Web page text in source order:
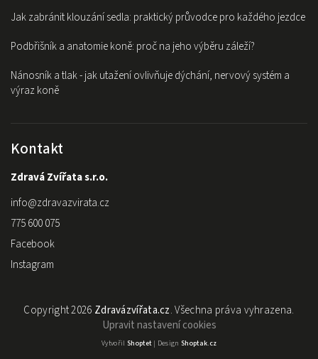
Jak zabránit klouzání sedla: praktický průvodce pro každého jezdce
Podbřišník a anatomie koně: proč na jeho výběru záleží?
Nánosník a tlak - jak utažení ovlivňuje dýchání, nervový systém a
výraz koně
Kontakt
Zdravá Zvířata s.r.o.
info@zdravazvirata.cz
775 600 075
Facebook
Instagram
Copyright 2026 Zdravázvířata.cz. Všechna práva vyhrazena.
Upravit nastavení cookies
Vytvořil Shoptet| Design Shoptak.cz